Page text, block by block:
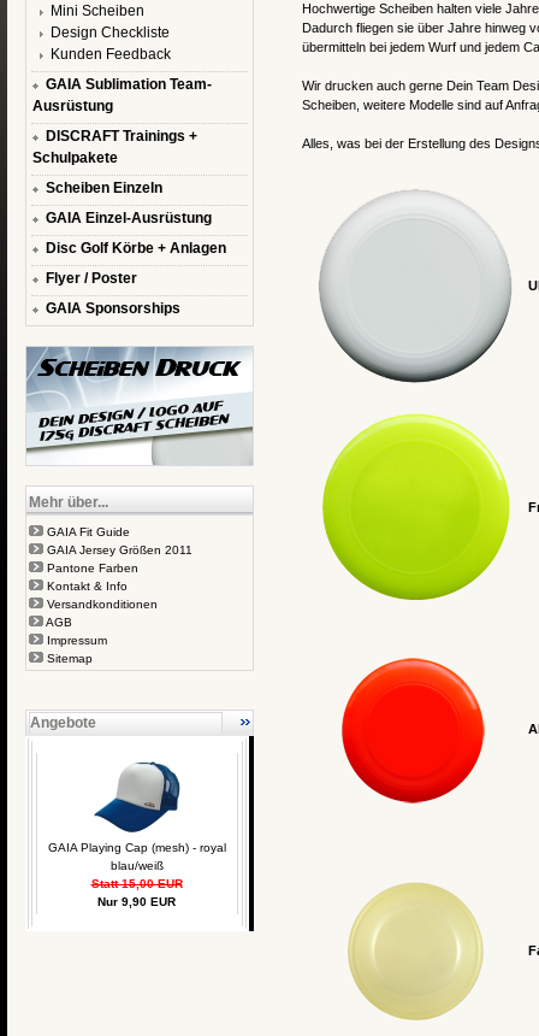
Mini Scheiben
Design Checkliste
Kunden Feedback
GAIA Sublimation Team-
Ausrüstung
DISCRAFT Trainings +
Schulpakete
Scheiben Einzeln
GAIA Einzel-Ausrüstung
Disc Golf Körbe + Anlagen
Flyer / Poster
GAIA Sponsorships
Mehr über...
GAIA Fit Guide
GAIA Jersey Größen 2011
Pantone Farben
Kontakt & Info
Versandkonditionen
AGB
Impressum
Sitemap
Angebote
GAIA Playing Cap (mesh) - royal
blau/weiß
Statt 15,00 EUR
Nur 9,90 EUR
Hochwertige Scheiben halten viele
Dadurch fliegen sie über Jahre hinweg
übermitteln bei jedem Wurf und jedem
Wir drucken auch gerne Dein Team
Scheiben, weitere Modelle sind auf
Alles, was bei der Erstellung des